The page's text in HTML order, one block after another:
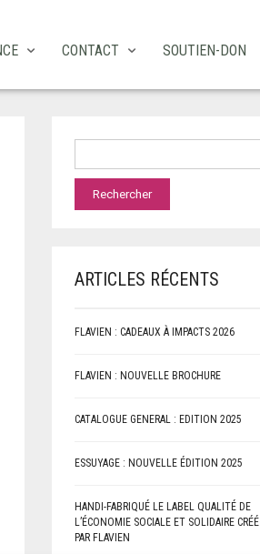
CONTACT SOUTIEN-DON
ARTICLES RÉCENTS
FLAVIEN : CADEAUX À IMPACTS 2026
FLAVIEN : NOUVELLE BROCHURE
CATALOGUE GENERAL : EDITION 2025
ESSUYAGE : NOUVELLE ÉDITION 2025
HANDI-FABRIQUÉ LE LABEL QUALITÉ DE
L’ÉCONOMIE SOCIALE ET SOLIDAIRE CRÉÉ
PAR FLAVIEN